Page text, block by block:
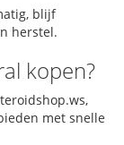
blijf
herstel.
kopen?
met snelle